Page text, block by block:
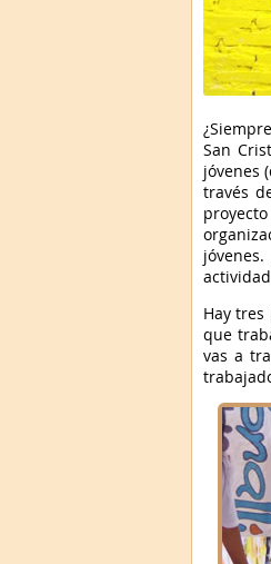
San
jóvenes
través
Hay
que
vas a